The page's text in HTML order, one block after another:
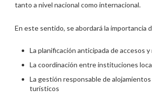
tanto a nivel nacional como internacional.
En este sentido, se abordará la importancia
La planificación anticipada de accesos y
La coordinación entre instituciones
La gestión responsable de
turísticos